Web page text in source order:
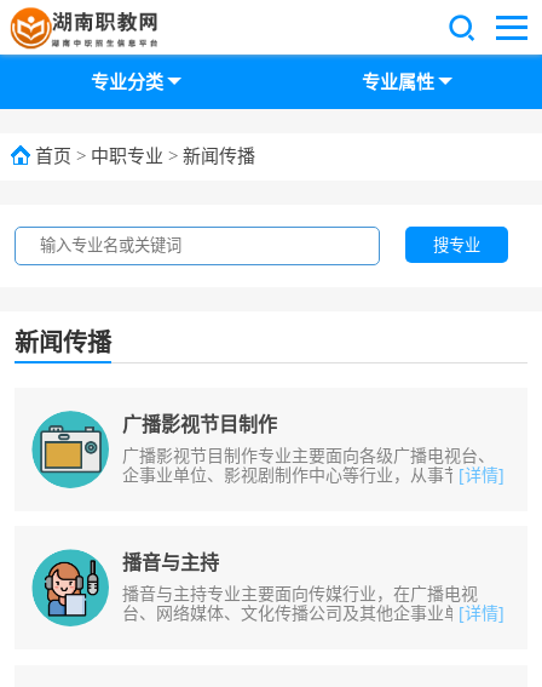
首页 > 中职专业 > 新闻传播
专业分类 专业属性
搜专业
新闻传播
广播影视节目制作
广播影视节目制作专业主要面向各级广播电视台、
企事业单位、影视剧制作中心等行业，从事节目制
[详情]
播音与主持
播音与主持专业主要面向传媒行业，在广播电视
台、网络媒体、文化传播公司及其他企事业单位，
[详情]